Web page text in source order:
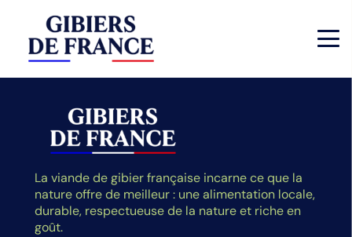
La viande de gibier française incarne ce que la
nature offre de meilleur : une alimentation locale,
durable, respectueuse de la nature et riche en
goût.